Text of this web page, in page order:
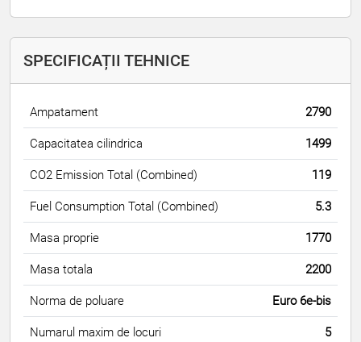
SPECIFICAȚII TEHNICE
Ampatament 2790
Capacitatea cilindrica 1499
CO2 Emission Total (Combined) 119
Fuel Consumption Total (Combined) 5.3
Masa proprie 1770
Masa totala 2200
Norma de poluare Euro 6e-bis
Numarul maxim de locuri 5